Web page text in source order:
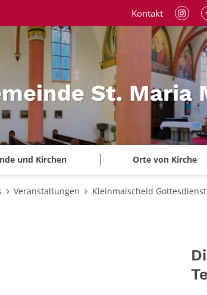
St. Maria
und Kirchen Orte von Kirche
Kontakt
Veranstaltungen Kleinmaischeid Gottesdienst